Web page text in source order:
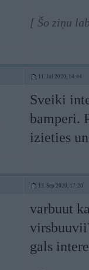
[ Šo ziņu
11. Jul 2020, 14:44
Sveiki
bamperi.
izieties
13. Sep 2020, 17:20
varbuut
gals